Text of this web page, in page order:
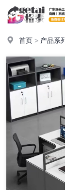
首页 > 产品系